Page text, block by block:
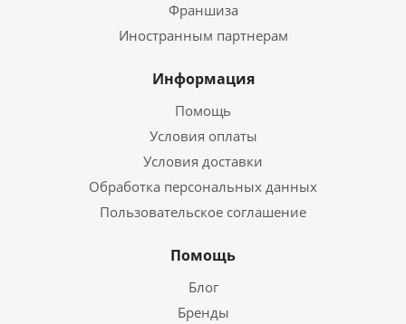
Франшиза
Иностранным партнерам
Информация
Помощь
Условия оплаты
Условия доставки
Обработка персональных данных
Пользовательское соглашение
Помощь
Блог
Бренды